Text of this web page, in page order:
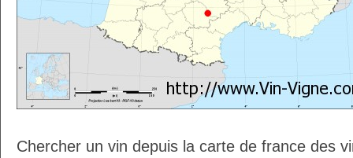
Chercher un vin depuis la carte de france des